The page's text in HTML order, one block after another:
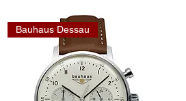
Bauhaus Dessau